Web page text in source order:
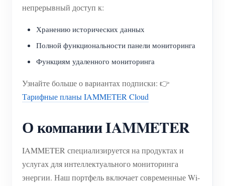
непрерывный доступ к:
Хранению исторических данных
Полной функциональности панели мониторинга
Функциям удаленного мониторинга
Узнайте больше о вариантах подписки: 👉
Тарифные планы IAMMETER Cloud
О компании IAMMETER
IAMMETER специализируется на продуктах и
услугах для интеллектуального мониторинга
энергии. Наш портфель включает современные Wi-